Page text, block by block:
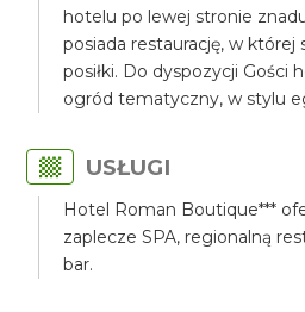
hotelu po lewej stronie
posiada restaurację, w której
posiłki. Do dyspozycji Gości
ogród tematyczny, w stylu
USŁUGI
Hotel Roman Boutique***
zaplecze SPA, regionalną
bar.